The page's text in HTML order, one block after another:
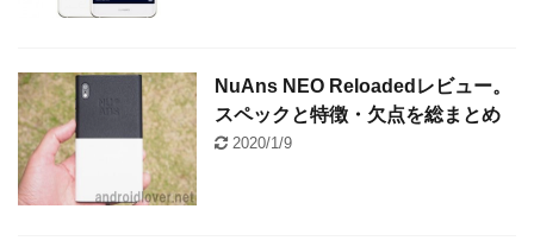
NuAns NEO Reloadedレビュー。
スペックと特徴・欠点を総まとめ
2020/1/9